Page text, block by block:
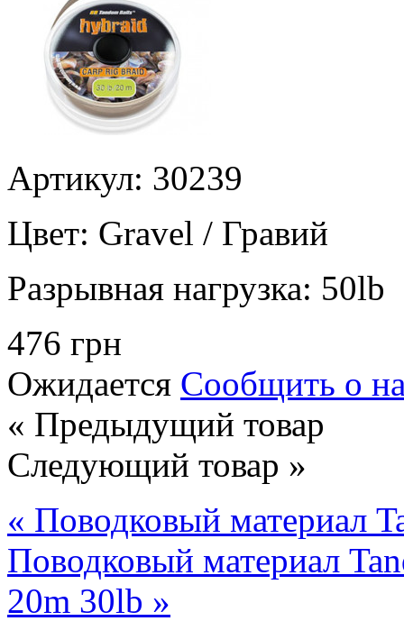
Артикул: 30239
Цвет: Gravel / Гравий
Разрывная нагрузка: 50lb
476 грн
Ожидается Сообщить о
« Предыдущий товар
Следующий товар »
« Поводковый материал
Поводковый материал
20m 30lb »